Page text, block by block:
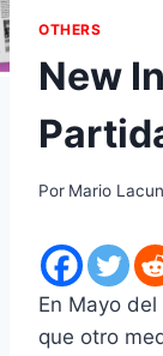
OTHERS
New
Por Mario
En Mayo
que otro